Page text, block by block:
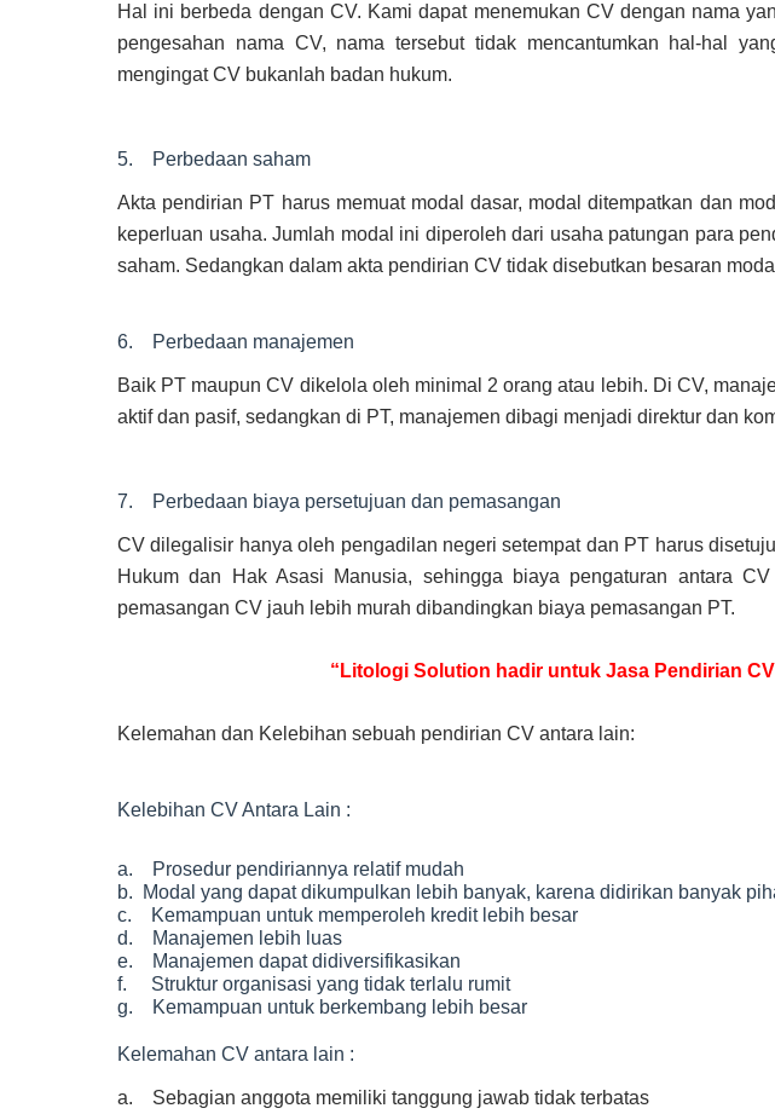
Hal ini berbeda dengan CV. Kami dapat menemukan CV dengan nama
pengesahan nama CV, nama tersebut tidak mencantumkan hal-hal
mengingat CV bukanlah badan hukum.
5. Perbedaan saham
Akta pendirian PT harus memuat modal dasar, modal ditempatkan dan
keperluan usaha. Jumlah modal ini diperoleh dari usaha patungan para
saham. Sedangkan dalam akta pendirian CV tidak disebutkan besaran
6. Perbedaan manajemen
Baik PT maupun CV dikelola oleh minimal 2 orang atau lebih. Di CV,
aktif dan pasif, sedangkan di PT, manajemen dibagi menjadi direktur dan
7. Perbedaan biaya persetujuan dan pemasangan
CV dilegalisir hanya oleh pengadilan negeri setempat dan PT harus
Hukum dan Hak Asasi Manusia, sehingga biaya pengaturan antara
pemasangan CV jauh lebih murah dibandingkan biaya pemasangan PT.
“Litologi Solution hadir untuk Jasa Pendirian
Kelemahan dan Kelebihan sebuah pendirian CV antara lain:
Kelebihan CV Antara Lain :
a. Prosedur pendiriannya relatif mudah
b. Modal yang dapat dikumpulkan lebih banyak, karena didirikan banyak
c. Kemampuan untuk memperoleh kredit lebih besar
d. Manajemen lebih luas
e. Manajemen dapat didiversifikasikan
f. Struktur organisasi yang tidak terlalu rumit
g. Kemampuan untuk berkembang lebih besar
Kelemahan CV antara lain :
a. Sebagian anggota memiliki tanggung jawab tidak terbatas